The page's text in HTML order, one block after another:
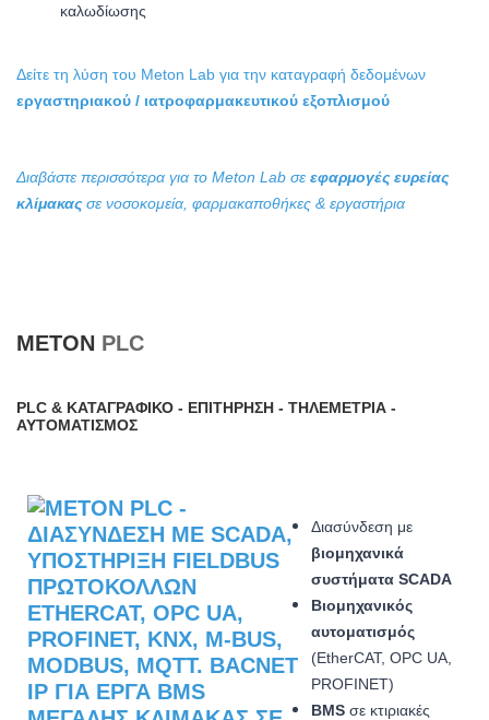
καλωδίωσης
Δείτε τη λύση του Meton Lab για την καταγραφή δεδομένων
εργαστηριακού / ιατροφαρμακευτικού εξοπλισμού
Διαβάστε περισσότερα για το Meton Lab σε εφαρμογές ευρείας
κλίμακας σε νοσοκομεία, φαρμακαποθήκες & εργαστήρια
METON PLC
PLC & ΚΑΤΑΓΡΑΦΙΚΌ - ΕΠΙΤΉΡΗΣΗ - ΤΗΛΕΜΕΤΡΊΑ -
ΑΥΤΟΜΑΤΙΣΜΌΣ
Διασύνδεση με
βιομηχανικά
συστήματα SCADA
Βιομηχανικός
αυτοματισμός
(EtherCAT, OPC UA,
PROFINET)
BMS σε κτιριακές